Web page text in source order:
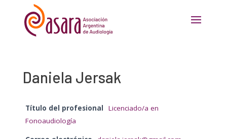
Daniela Jersak
Título del profesional
Licenciado/a en
Fonoaudiología